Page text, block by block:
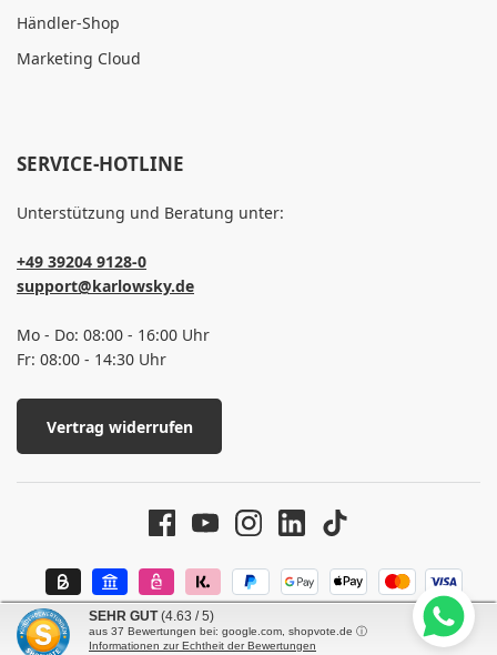
Händler-Shop
Marketing Cloud
SERVICE-HOTLINE
Unterstützung und Beratung unter:
+49 39204 9128-0
support@karlowsky.de
Mo - Do: 08:00 - 16:00 Uhr
Fr: 08:00 - 14:30 Uhr
Vertrag widerrufen
SEHR GUT (4.63 / 5)
aus 37 Bewertungen bei: google.com, shopvote.de ⓘ
Informationen zur Echtheit der Bewertungen